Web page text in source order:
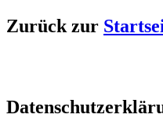
Zurück zur